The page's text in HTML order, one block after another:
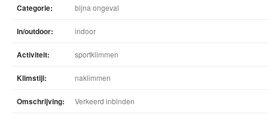
Categorie: bijna ongeval
In/outdoor: indoor
Activiteit: sportklimmen
Klimstijl: naklimmen
Omschrijving: Verkeerd inbinden